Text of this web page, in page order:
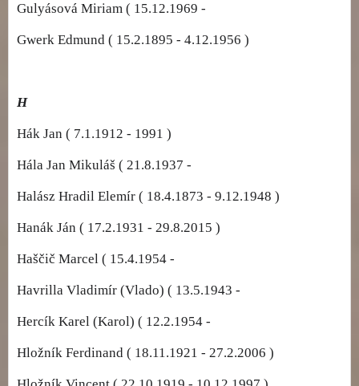
Gulyásová Miriam ( 15.12.1969 -
Gwerk Edmund ( 15.2.1895 - 4.12.1956 )
H
Hák Jan ( 7.1.1912 - 1991 )
Hála Jan Mikuláš ( 21.8.1937 -
Halász Hradil Elemír ( 18.4.1873 - 9.12.1948 )
Hanák Ján ( 17.2.1931 - 29.8.2015 )
Haščič Marcel ( 15.4.1954 -
Havrilla Vladimír (Vlado) ( 13.5.1943 -
Hercík Karel (Karol) ( 12.2.1954 -
Hložník Ferdinand ( 18.11.1921 - 27.2.2006 )